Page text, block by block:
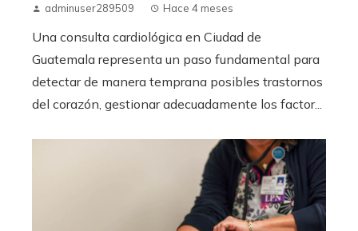
adminuser289509 Hace 4 meses
Una consulta cardiológica en Ciudad de
Guatemala representa un paso fundamental para
detectar de manera temprana posibles trastornos
del corazón, gestionar adecuadamente los factor...